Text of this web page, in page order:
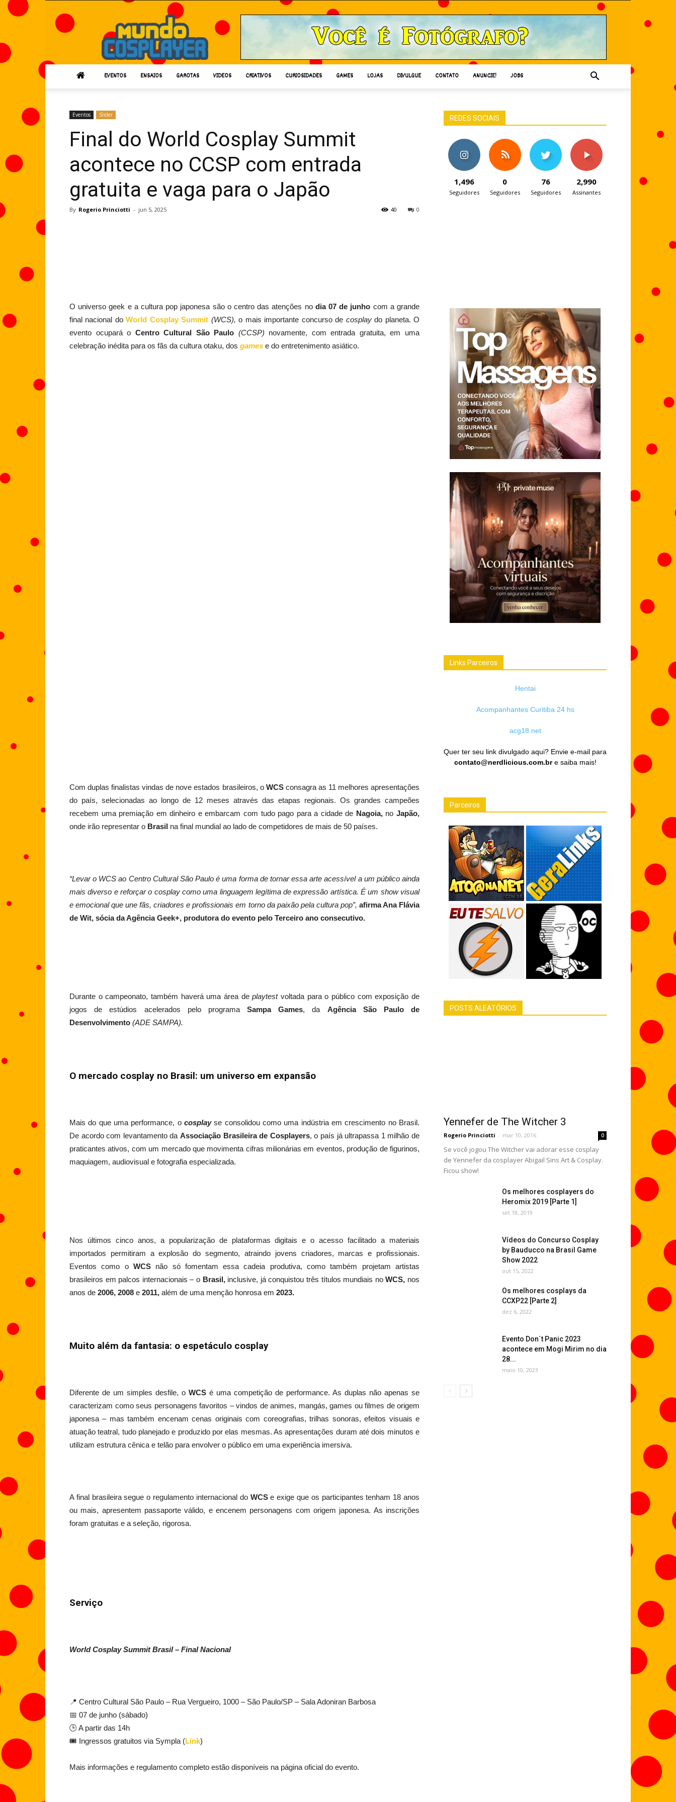
Cosplayer
EVENTOS ENSAIOS GAROTAS VIDEOS CRIATIVOS CURIOSIDADES GAMES LOJAS DIVULGUE CONTATO ANUNCIE! JOBS
Eventos Slider
Final do World Cosplay Summit
acontece no CCSP com entrada
gratuita e vaga para o Japão
By Rogerio Princiotti - jun 5, 2025 0
40
O universo geek e a cultura pop japonesa são o centro das atenções no dia 07 de junho com a grande
final nacional doWorld Cosplay Summit (WCS), o mais importante concurso de cosplaydo planeta. O
evento ocupará o Centro Cultural São Paulo (CCSP) novamente, com entrada gratuita, em uma
celebração inédita para os fãs da cultura otaku, dos games e do entretenimento asiático.
Com duplas finalistas vindas de nove estados brasileiros, o WCSconsagra as 11 melhores apresentações
do país, selecionadas ao longo de 12 meses através das etapas regionais. Os grandes campeões
recebem uma premiação em dinheiro e embarcam com tudo pago para a cidade de Nagoia,no Japão,
onde irão representar o Brasil na final mundial ao lado de competidores de mais de 50 países.
“Levar o WCS ao Centro Cultural São Paulo é uma forma de tornar essa arte acessível a um público ainda
mais diverso e reforçar o cosplay como uma linguagem legítima de expressão artística. É um show visual
e emocional que une fãs, criadores e profissionais em torno da paixão pela cultura pop”, afirma Ana Flávia
de Wit, sócia da Agência Geek+, produtora do evento pelo Terceiro ano consecutivo.
Durante o campeonato, também haverá uma área deplaytestvoltada para o público com exposição de
jogos de estúdios acelerados pelo programa Sampa Games, da Agência São Paulo de
Desenvolvimento (ADE SAMPA).
O mercado cosplay no Brasil: um universo em expansão
Mais do que uma performance, o cosplayse consolidou como uma indústria em crescimento no Brasil.
De acordo com levantamento da Associação Brasileira de Cosplayers, o país já ultrapassa 1 milhão de
praticantes ativos, com um mercado que movimenta cifras milionárias em eventos, produção de figurinos,
maquiagem, audiovisual e fotografia especializada.
Nos últimos cinco anos, a popularização de plataformas digitais e o acesso facilitado a materiais
importados permitiram a explosão do segmento, atraindo jovens criadores, marcas e profissionais.
Eventos como o WCSnão só fomentam essa cadeia produtiva, como também projetam artistas
brasileiros em palcos internacionais – o Brasil,inclusive, já conquistou três títulos mundiais noWCS, nos
anos de 2006, 2008 e 2011, além de uma menção honrosa em 2023.
Muito além da fantasia: o espetáculo cosplay
Diferente de um simples desfile, o WCS é uma competição de performance. As duplas não apenas se
caracterizam como seus personagens favoritos – vindos de animes, mangás, games ou filmes de origem
japonesa – mas também encenam cenas originais com coreografias, trilhas sonoras, efeitos visuais e
atuação teatral, tudo planejado e produzido por elas mesmas. As apresentações duram até dois minutos e
utilizam estrutura cênica e telão para envolver o público em uma experiência imersiva.
A final brasileira segue o regulamento internacional do WCSe exige que os participantes tenham 18 anos
ou mais, apresentem passaporte válido, e encenem personagens com origem japonesa. As inscrições
foram gratuitas e a seleção, rigorosa.
Serviço
World Cosplay Summit Brasil – Final Nacional
📍 Centro Cultural São Paulo – Rua Vergueiro, 1000 – São Paulo/SP – Sala Adoniran Barbosa
📅 07 de junho (sábado)
🕒 A partir das 14h
🎟 Ingressos gratuitos via Sympla (Link)
Mais informações e regulamento completo estão disponíveis na página oficial do evento.
REDES SOCIAIS
1,496
Seguidores
0
Seguidores
76
Seguidores
2,990
Assinantes
Links Parceiros
Hentai
Acompanhantes Curitiba 24 hs
acg18.net
Quer ter seu link divulgado aqui? Envie e-mail para
contato@nerdlicious.com.bre saiba mais!
Parceiros
POSTS ALEATÓRIOS
Yennefer de The Witcher 3
Rogerio Princiotti - mar 10, 2016 0
Se você jogou The Witcher vai adorar esse cosplay
de Yennefer da cosplayer Abigail Sins Art & Cosplay.
Ficou show!
Os melhores cosplayers do
Heromix 2019 [Parte 1]
set 18, 2019
Vídeos do Concurso Cosplay
by Bauducco na Brasil Game
Show 2022
out 15, 2022
Os melhores cosplays da
CCXP22 [Parte 2]
dez 6, 2022
Evento Don´t Panic 2023
acontece em Mogi Mirim no dia
28...
maio 10, 2023